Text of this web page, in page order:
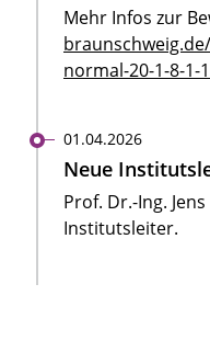
Mehr Infos zur
normal-20-1-8-1-
01.04.2026
Neue
Prof. Dr.-Ing.
Institutsleiter.